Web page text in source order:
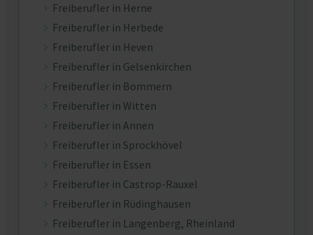
Freiberufler in Herne
Freiberufler in Herbede
Freiberufler in Heven
Freiberufler in Gelsenkirchen
Freiberufler in Bommern
Freiberufler in Witten
Freiberufler in Annen
Freiberufler in Sprockhövel
Freiberufler in Essen
Freiberufler in Castrop-Rauxel
Freiberufler in Rüdinghausen
Freiberufler in Langenberg, Rheinland